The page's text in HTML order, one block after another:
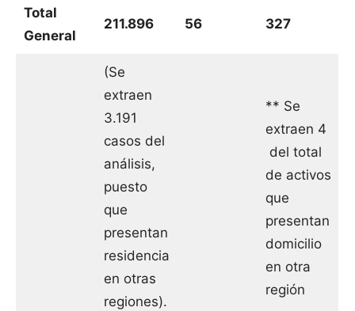
Total
General
211.896 56 327
(Se
extraen
3.191
casos del
análisis,
puesto
que
presentan
residencia
en otras
regiones).
** Se
extraen 4
del total
de activos
que
presentan
domicilio
en otra
región